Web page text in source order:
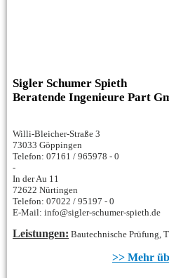
Sigler Schumer Spieth
Beratende Ingenieure Part
Willi-Bleicher-Straße 3
73033 Göppingen
Telefon: 07161 / 965978 - 0
-
In der Au 11
72622 Nürtingen
Telefon: 07022 / 95197 - 0
E-Mail: info@sigler-schumer-spieth.de
Leistungen: Bautechnische Prüfung,
>> Mehr